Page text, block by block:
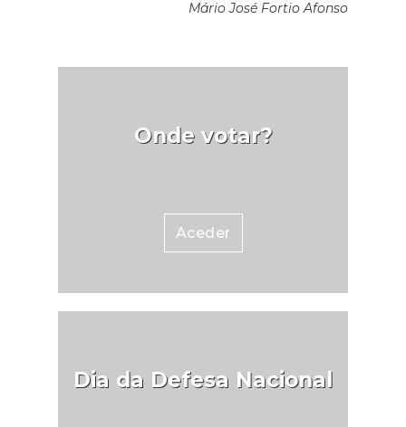
Mário José Fortio Afonso
Onde votar?
Aceder
Dia da Defesa Nacional